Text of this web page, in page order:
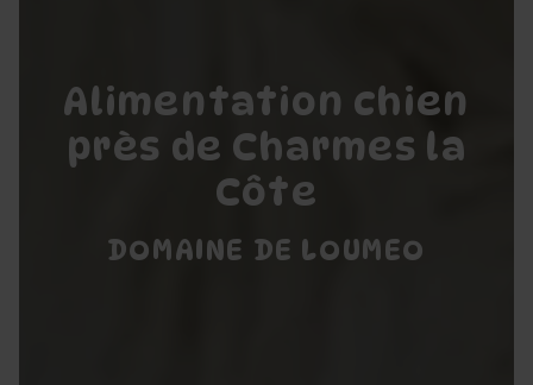
Alimentation chien
près de Charmes la
Côte
DOMAINE DE LOUMEO